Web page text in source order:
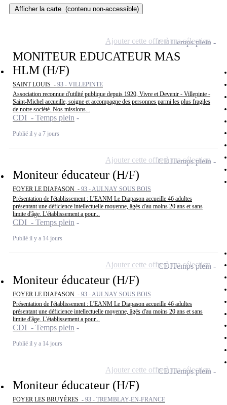
Afficher la carte (contenu non-accessible)
MONITEUR EDUCATEUR MAS
HLM (H/F)
SAINT LOUIS - 93 - VILLEPINTE
Association reconnue d'utilité publique depuis 1920, Vivre et Devenir - Villepinte -
Saint-Michel accueille, soigne et accompagne des personnes parmi les plus fragiles
de notre société. Nos missions...
CDI - Temps plein
Publié il y a 7 jours
CDITemps plein
Ajouter cette offre à ma sélection
Moniteur éducateur (H/F)
FOYER LE DIAPASON - 93 - AULNAY SOUS BOIS
Présentation de l'établissement : L'EANM Le Diapason accueille 46 adultes
présentant une déficience intellectuelle moyenne, âgés d'au moins 20 ans et sans
limite d'âge. L'établissement a pour...
CDI - Temps plein
Publié il y a 14 jours
CDITemps plein
Ajouter cette offre à ma sélection
Moniteur éducateur (H/F)
FOYER LE DIAPASON - 93 - AULNAY SOUS BOIS
Présentation de l'établissement : L'EANM Le Diapason accueille 46 adultes
présentant une déficience intellectuelle moyenne, âgés d'au moins 20 ans et sans
limite d'âge. L'établissement a pour...
CDI - Temps plein
Publié il y a 14 jours
CDITemps plein
Ajouter cette offre à ma sélection
Moniteur éducateur (H/F)
FOYER LES BRUYÈRES - 93 - TREMBLAY-EN-FRANCE
CDITemps plein
Ajouter cette offre à ma sélection